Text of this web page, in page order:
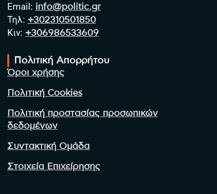
Email: info@politic.gr
Τηλ: +302310501850
Κιν: +306986533609
Πολιτική Απορρήτου
Όροι χρήσης
Πολιτική Cookies
Πολιτική προστασίας προσωπικών
δεδομένων
Συντακτική Ομάδα
Στοιχεία Επιχείρησης